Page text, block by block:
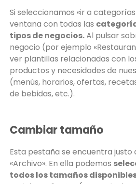
Si seleccionamos «ir a
ventana con todas las
tipos de negocios.Al pulsar
negocio (por ejemplo
ver plantillas relacionadas con
productos y necesidades de
(menús, horarios, ofertas,
de bebidas, etc.).
Cambiar tamaño
Esta pestaña se encuentra justo
«Archivo». En ella podemos
todos los tamaños